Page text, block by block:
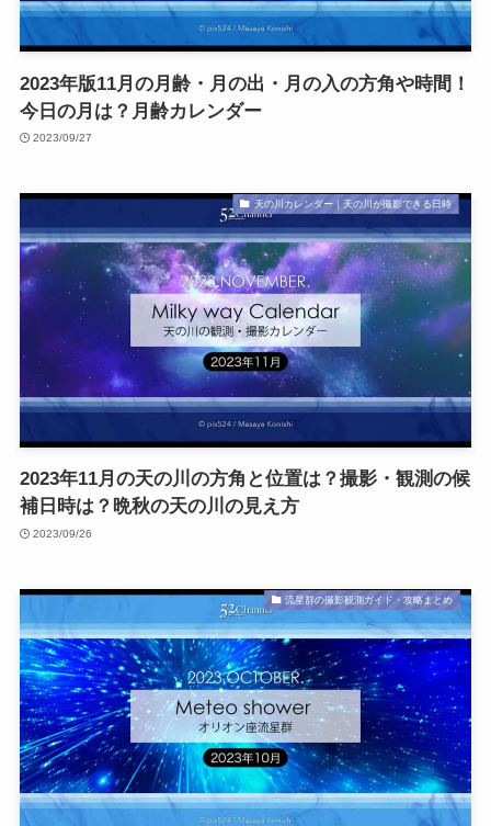
2023年版11月の月齢・月の出・月の入の方角や時間！
今日の月は？月齢カレンダー
2023/09/27
天の川カレンダー｜天の川が撮影できる日時
2023年11月の天の川の方角と位置は？撮影・観測の候
補日時は？晩秋の天の川の見え方
2023/09/26
流星群の撮影観測ガイド・攻略まとめ